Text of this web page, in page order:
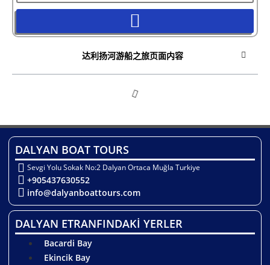
达利扬河游船之旅页面内容
DALYAN BOAT TOURS
Sevgi Yolu Sokak No:2 Dalyan Ortaca Muğla Turkiye
+905437630552
info@dalyanboattours.com
DALYAN ETRANFINDAKİ YERLER
Bacardi Bay
Ekincik Bay